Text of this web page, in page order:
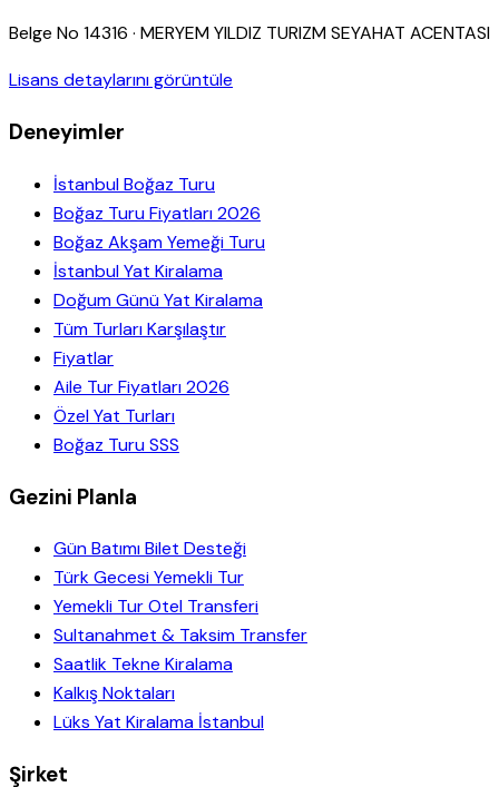
Belge No 14316 · MERYEM YILDIZ TURIZM SEYAHAT ACENTASI
Lisans detaylarını görüntüle
Deneyimler
İstanbul Boğaz Turu
Boğaz Turu Fiyatları 2026
Boğaz Akşam Yemeği Turu
İstanbul Yat Kiralama
Doğum Günü Yat Kiralama
Tüm Turları Karşılaştır
Fiyatlar
Aile Tur Fiyatları 2026
Özel Yat Turları
Boğaz Turu SSS
Gezini Planla
Gün Batımı Bilet Desteği
Türk Gecesi Yemekli Tur
Yemekli Tur Otel Transferi
Sultanahmet & Taksim Transfer
Saatlik Tekne Kiralama
Kalkış Noktaları
Lüks Yat Kiralama İstanbul
Şirket